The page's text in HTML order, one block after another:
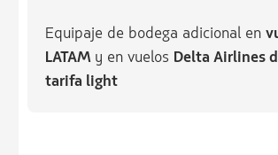
Equipaje de bodega adicional en
LATAM y en vuelos Delta Airlines
tarifa light